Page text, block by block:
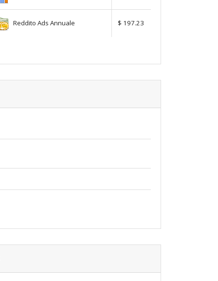
Reddito Ads Annuale $ 197.23